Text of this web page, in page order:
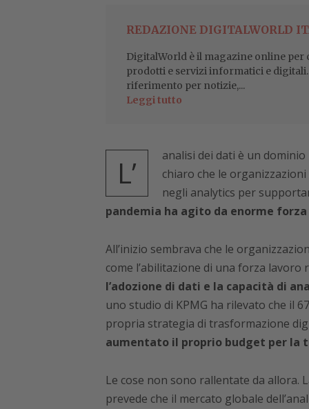
REDAZIONE DIGITALWORLD
DigitalWorld è il magazine online per
prodotti e servizi informatici e
riferimento per notizie,...
Leggi tutto
L’
analisi dei dati è un
chiaro che le
negli analytics per
pandemia ha agito da enorme
All’inizio sembrava che le
come l’abilitazione di una forza lavoro
l’adozione di dati e la capacità di
uno studio di KPMG ha rilevato che il
propria strategia di trasformazione
aumentato il proprio budget per la
Le cose non sono rallentate da allora.
prevede che il mercato globale